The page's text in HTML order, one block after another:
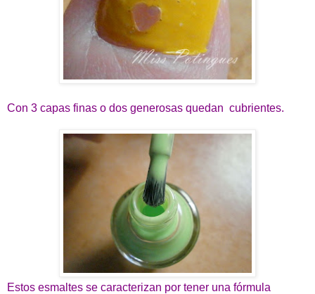
Con 3 capas finas o dos generosas quedan cubrientes.
Estos esmaltes se caracterizan por tener una fórmula